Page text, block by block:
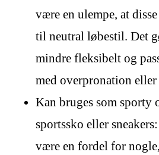
være en ulempe, at
til neutral løbestil. Det
mindre fleksibelt og
med overpronation
Kan bruges som sporty
sportssko eller
være en fordel for